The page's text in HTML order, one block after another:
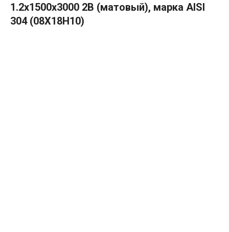
1.2х1500х3000 2B (матовый), марка AISI
304 (08Х18Н10)